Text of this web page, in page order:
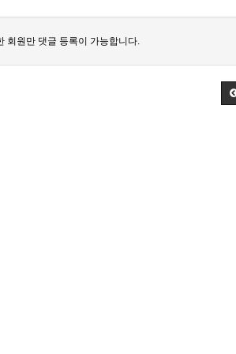
회원만 댓글 등록이 가능합니다.